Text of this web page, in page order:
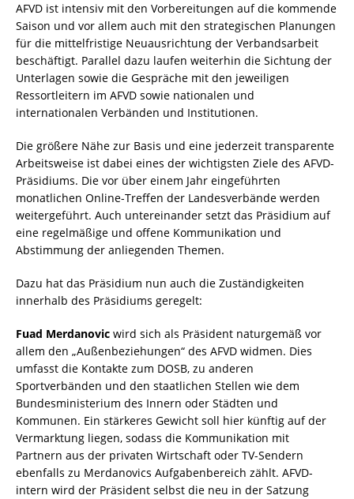
AFVD ist intensiv mit den Vorbereitungen auf die kommende
Saison und vor allem auch mit den strategischen Planungen
für die mittelfristige Neuausrichtung der Verbandsarbeit
beschäftigt. Parallel dazu laufen weiterhin die Sichtung der
Unterlagen sowie die Gespräche mit den jeweiligen
Ressortleitern im AFVD sowie nationalen und
internationalen Verbänden und Institutionen.
Die größere Nähe zur Basis und eine jederzeit transparente
Arbeitsweise ist dabei eines der wichtigsten Ziele des AFVD-
Präsidiums. Die vor über einem Jahr eingeführten
monatlichen Online-Treffen der Landesverbände werden
weitergeführt. Auch untereinander setzt das Präsidium auf
eine regelmäßige und offene Kommunikation und
Abstimmung der anliegenden Themen.
Dazu hat das Präsidium nun auch die Zuständigkeiten
innerhalb des Präsidiums geregelt:
Fuad Merdanovic wird sich als Präsident naturgemäß vor
allem den „Außenbeziehungen“ des AFVD widmen. Dies
umfasst die Kontakte zum DOSB, zu anderen
Sportverbänden und den staatlichen Stellen wie dem
Bundesministerium des Innern oder Städten und
Kommunen. Ein stärkeres Gewicht soll hier künftig auf der
Vermarktung liegen, sodass die Kommunikation mit
Partnern aus der privaten Wirtschaft oder TV-Sendern
ebenfalls zu Merdanovics Aufgabenbereich zählt. AFVD-
intern wird der Präsident selbst die neu in der Satzung